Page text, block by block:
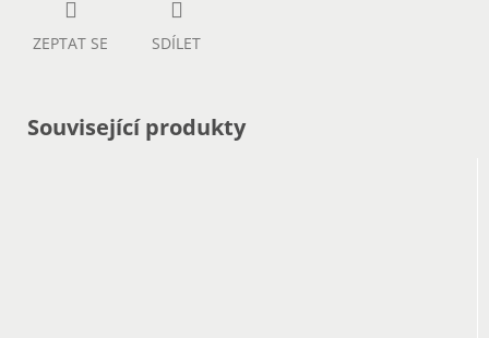
ZEPTAT SE SDÍLET
Související produkty